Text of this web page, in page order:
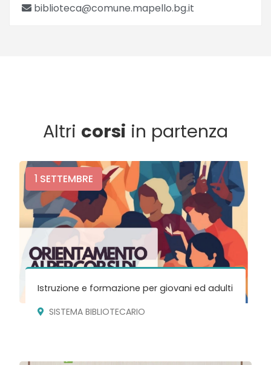
biblioteca@comune.mapello.bg.it
Altri corsi in partenza
1 SETTEMBRE
Istruzione e formazione per giovani ed adulti
SISTEMA BIBLIOTECARIO